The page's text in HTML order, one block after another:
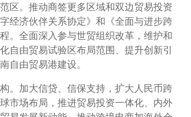
区。推动商签更多区域和双边贸易投资
经济伙伴关系协定》和《全面与进步跨
。全面深入参与世贸组织改革，维护和
自由贸易试验区布局范围、提升创新引
自由贸易港建设。
。加大信贷、信保支持，扩大人民币跨
市场布局，推进贸易投资一体化、内外